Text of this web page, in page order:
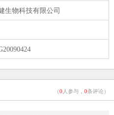
生物科技有限公司
（0 人参与， 0条评论）